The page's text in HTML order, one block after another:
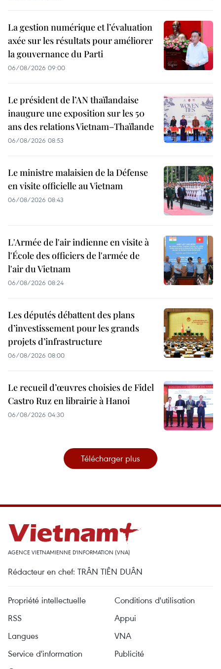
La gestion numérique et l’évaluation
axée sur les résultats pour améliorer
la gouvernance du Parti
06/08/2026 09:00
Le président de l’AN thaïlandaise
inaugure une exposition sur les 50
ans des relations Vietnam–Thaïlande
06/08/2026 08:53
Le ministre malaisien de la Défense
en visite officielle au Vietnam
06/08/2026 08:43
L'Armée de l'air indienne en visite à
l'École des officiers de l'armée de
l'air du Vietnam
06/08/2026 08:24
Les députés débattent des plans
d’investissement pour les grands
projets d’infrastructure
06/08/2026 08:00
Le recueil d’œuvres choisies de Fidel
Castro Ruz en librairie à Hanoi
06/08/2026 04:30
Télécharger plus
AGENCE VIETNAMIENNE D'INFORMATION (VNA)
Rédacteur en chef: TRÂN TIÊN DUÂN
Propriété intellectuelle
Conditions d'utilisation
RSS
Appui
Langues
VNA
Service d'information
Publicité